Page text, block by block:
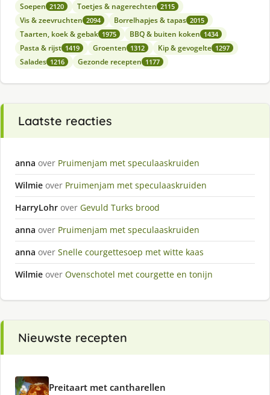
Soepen 2120 Toetjes & nagerechten 2115
Vis & zeevruchten 2094 Borrelhapjes & tapas 2015
Taarten, koek & gebak 1975 BBQ & buiten koken 1434
Pasta & rijst 1419 Groenten 1312 Kip & gevogelte 1297
Salades 1216 Gezonde recepten 1177
Laatste reacties
anna over Pruimenjam met speculaaskruiden
Wilmie over Pruimenjam met speculaaskruiden
HarryLohr over Gevuld Turks brood
anna over Pruimenjam met speculaaskruiden
anna over Snelle courgettesoep met witte kaas
Wilmie over Ovenschotel met courgette en tonijn
Nieuwste recepten
Preitaart met cantharellen